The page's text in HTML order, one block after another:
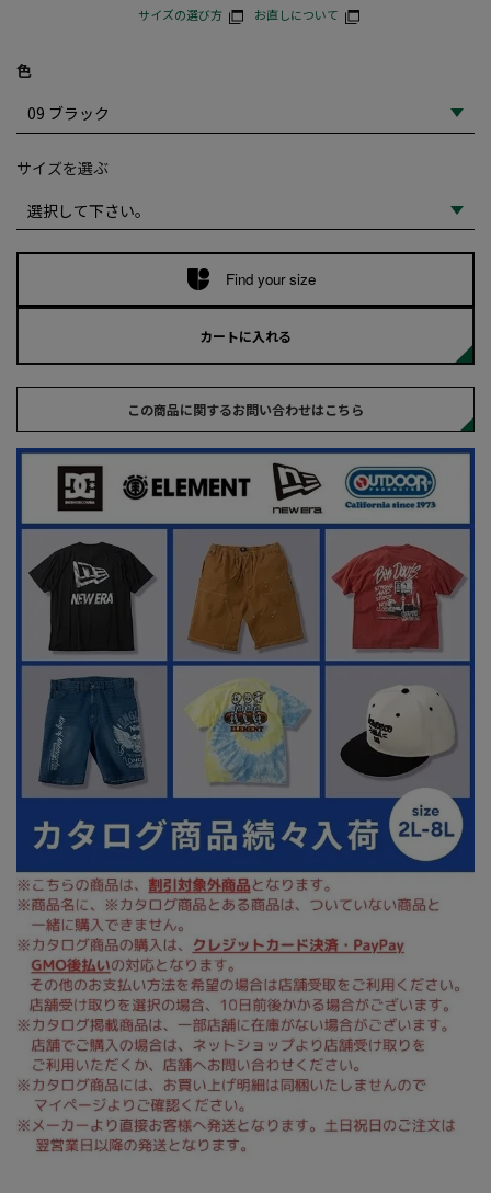
サイズの選び方 お直しについて
色
サイズを選ぶ
Find your size
カートに入れる
この商品に関するお問い合わせはこちら